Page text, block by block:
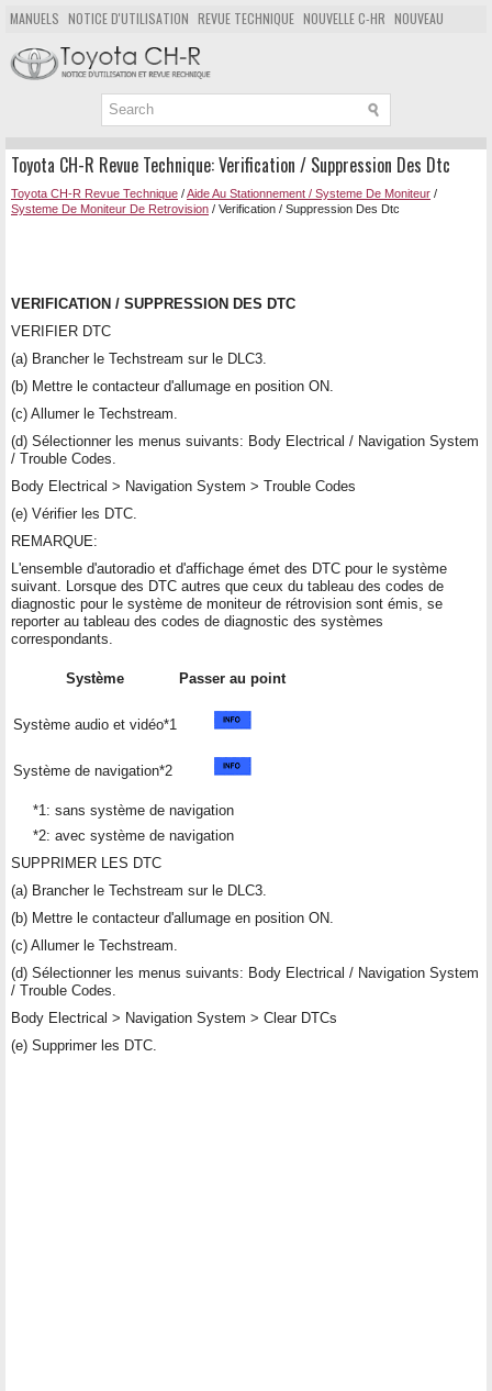
MANUELS NOTICE D'UTILISATION REVUE TECHNIQUE NOUVELLE C-HR NOUVEAU
POPULAIRE
PLAN DU SITE CHERCHER
Toyota CH-R Revue Technique: Verification / Suppression Des Dtc
Toyota CH-R Revue Technique /Aide Au Stationnement / Systeme De Moniteur /
Systeme De Moniteur De Retrovision / Verification / Suppression Des Dtc
VERIFICATION / SUPPRESSION DES DTC
VERIFIER DTC
(a) Brancher le Techstream sur le DLC3.
(b) Mettre le contacteur d'allumage en position ON.
(c) Allumer le Techstream.
(d) Sélectionner les menus suivants: Body Electrical / Navigation System
/ Trouble Codes.
Body Electrical > Navigation System > Trouble Codes
(e) Vérifier les DTC.
REMARQUE:
L'ensemble d'autoradio et d'affichage émet des DTC pour le système
suivant. Lorsque des DTC autres que ceux du tableau des codes de
diagnostic pour le système de moniteur de rétrovision sont émis, se
reporter au tableau des codes de diagnostic des systèmes
correspondants.
Système Passer au point
Système audio et vidéo*1
Système de navigation*2
*1: sans système de navigation
*2: avec système de navigation
SUPPRIMER LES DTC
(a) Brancher le Techstream sur le DLC3.
(b) Mettre le contacteur d'allumage en position ON.
(c) Allumer le Techstream.
(d) Sélectionner les menus suivants: Body Electrical / Navigation System
/ Trouble Codes.
Body Electrical > Navigation System > Clear DTCs
(e) Supprimer les DTC.